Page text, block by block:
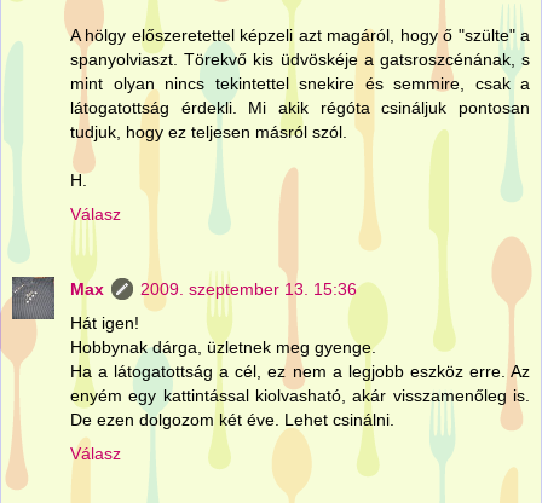
A hölgy előszeretettel képzeli azt magáról, hogy ő "szülte" a
spanyolviaszt. Törekvő kis üdvöskéje a gatsroszcénának, s
mint olyan nincs tekintettel snekire és semmire, csak a
látogatottság érdekli. Mi akik régóta csináljuk pontosan
tudjuk, hogy ez teljesen másról szól.
H.
Válasz
Max
2009. szeptember 13. 15:36
Hát igen!
Hobbynak dárga, üzletnek meg gyenge.
Ha a látogatottság a cél, ez nem a legjobb eszköz erre. Az
enyém egy kattintással kiolvasható, akár visszamenőleg is.
De ezen dolgozom két éve. Lehet csinálni.
Válasz